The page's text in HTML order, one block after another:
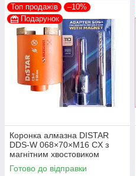
Топ продажів
–10%
Подарунок
Коронка алмазна DISTAR
DDS-W 068×70×М16 CX з
магнітним хвостовиком
комплект
Готово до відправки